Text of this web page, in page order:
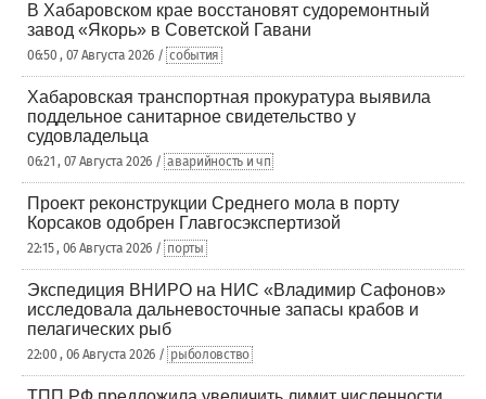
В Хабаровском крае восстановят судоремонтный
завод «Якорь» в Советской Гавани
06:50 , 07 Августа 2026 / события
Хабаровская транспортная прокуратура выявила
поддельное санитарное свидетельство у
судовладельца
06:21 , 07 Августа 2026 / аварийность и чп
Проект реконструкции Среднего мола в порту
Корсаков одобрен Главгосэкспертизой
22:15 , 06 Августа 2026 / порты
Экспедиция ВНИРО на НИС «Владимир Сафонов»
исследовала дальневосточные запасы крабов и
пелагических рыб
22:00 , 06 Августа 2026 / рыболовство